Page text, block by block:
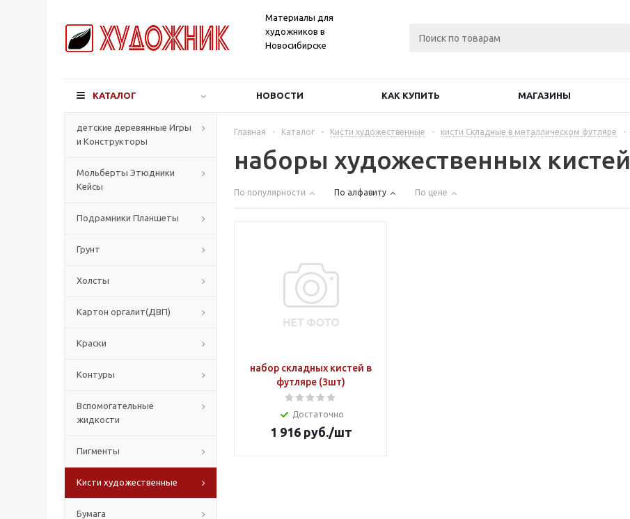
Материалы для
художников в
Новосибирске
КАТАЛОГ НОВОСТИ КАК КУПИТЬ МАГАЗИНЫ
детские деревянные Игры
и Конструкторы
Мольберты Этюдники
Кейсы
Подрамники Планшеты
Грунт
Холсты
Картон оргалит(ДВП)
Краски
Контуры
Вспомогательные
жидкости
Пигменты
Кисти художественные
Бумага
Главная - Каталог - Кисти художественные - кисти Складные в металлическом футляре -
наборы художественных кистей
По популярности По алфавиту По цене
набор складных кистей в
футляре (3шт)
Достаточно
1 916руб./шт